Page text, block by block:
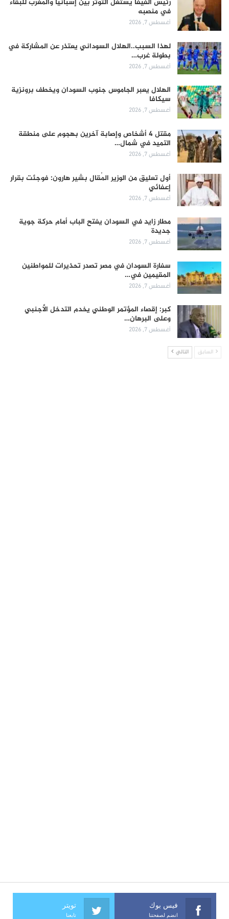
في منصبه
أغسطس 7, 2026
لهذا السبب..الهلال السوداني يعتذر عن المشاركة في
بطولة غرب…
أغسطس 7, 2026
الهلال يعبر الجاموس جنوب السودان ويخطف برونزية
سيكافا
أغسطس 7, 2026
مقتل 4 أشخاص وإصابة آخرين بهجوم على منطقة
التميد في شمال…
أغسطس 7, 2026
أول تعليق من الوزير المُقال بشير هارون: فوجئت بقرار
إعفائي
أغسطس 7, 2026
مطار زايد في السودان يفتح الباب أمام حركة جوية
جديدة
أغسطس 7, 2026
سفارة السودان في مصر تصدر تحذيرات للمواطنين
المقيمين في…
أغسطس 7, 2026
كبر: إقصاء المؤتمر الوطني يخدم التدخل الأجنبي
وعلى البرهان…
أغسطس 7, 2026
السابق التالي
فيس بوك
انضم لصفحتنا
تويتر
تابعنا